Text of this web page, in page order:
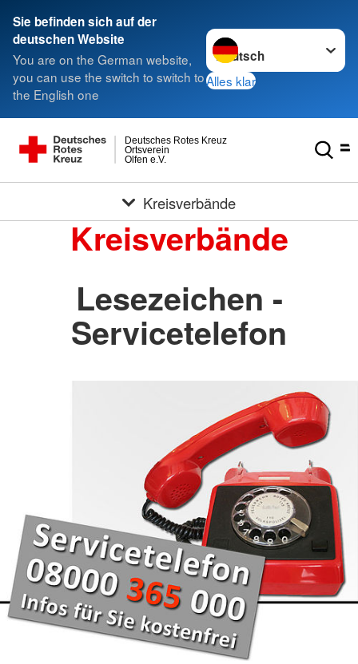
Sie befinden sich auf der
deutschen Website
You are on the German website,
you can use the switch to switch to
the English one
Sprache wechseln zu
Alles klar
Olfen e.V.
Ortsverein
Deutsches Rotes Kreuz
Kreisverbände
Kreisverbände
Lesezeichen -
Servicetelefon